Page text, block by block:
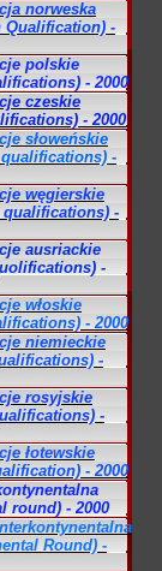
norweska
Qualification) -
polskie
- 2000
czeskie
- 2000
słoweńskie
-
węgierskie
qualifications) -
ausriackie
-
włoskie
- 2000
niemieckie
-
rosyjskie
-
łotewskie
- 2000
round) - 2000
Round) -